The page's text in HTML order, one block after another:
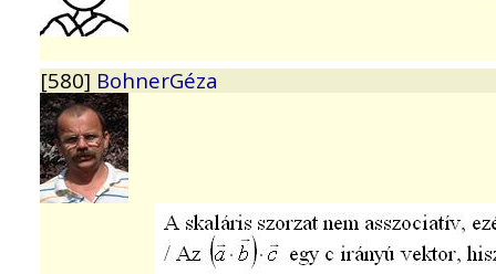
[580] BohnerGéza